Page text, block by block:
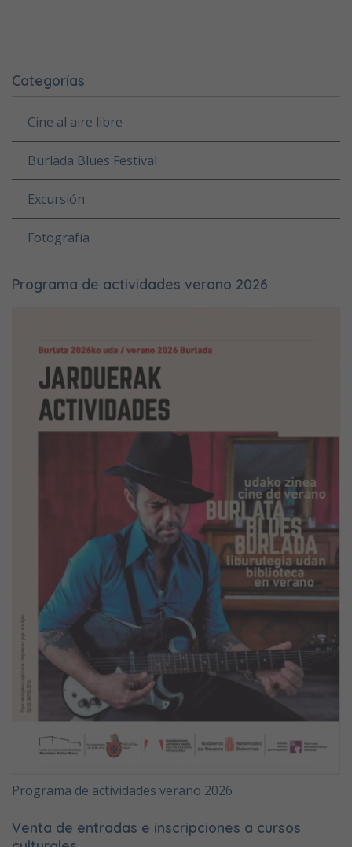
Categorías
Cine al aire libre
Burlada Blues Festival
Excursión
Fotografía
Programa de actividades verano 2026
Programa de actividades verano 2026
Venta de entradas e inscripciones a cursos